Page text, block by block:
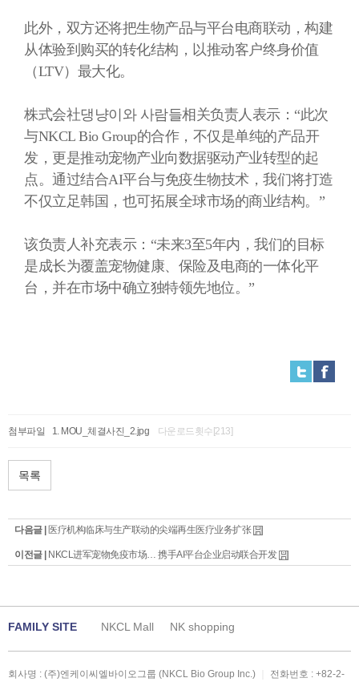
此外，双方还将把生物产品与平台电商联动，构建
从体验到购买的转化结构，以推动客户终身价值
（LTV）最大化。
株式会社댕냥이와 사람들相关负责人表示： “此次
与NKCL Bio Group的合作，不仅是单纯的产品开
发，更是推动宠物产业向数据驱动产业转型的起
点。通过结合AI平台与免疫生物技术，我们将打造
不仅立足韩国，也可拓展全球市场的商业结构。 ”
该负责人补充表示： “未来3至5年内，我们的目标
是成长为覆盖宠物健康、保险及电商的一体化平
台，并在市场中确立独特领先地位。 ”
첨부파일 MOU_체결사진_2.jpg 다운로드횟수[213]
목록
다음글 | 医疗机构临床与生产联动的尖端再生医疗业务扩张
이전글 | NKCL进军宠物免疫市场… 携手AI平台企业启动联合开发
FAMILY SITE NKCL Mall NK shopping
회사명 : (주)엔케이씨엘바이오그룹 (NKCL Bio Group Inc.) 전화번호 : +82-2-